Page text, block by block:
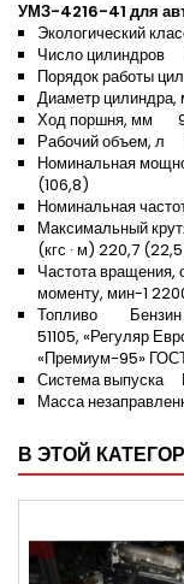
УМЗ-4216-41 для
Экологический
Число цилиндров
Порядок работы
Диаметр
Ход поршня, мм
Рабочий объем, л
Номинальная
(106,8)
Номинальная
Максимальный
(кгс · м) 220,7
Частота
моменту, мин-1
Топливо Бензин
51105, «Регуляр
«Премиум-95»
Система выпуска
Масса
В ЭТОЙ